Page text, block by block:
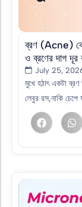
ব্রণ (Acne)
ও ব্রণের দাগ দূর
July 25,
মুখে হঠাৎ একটা
লেবুর রস,নাকি চেপে